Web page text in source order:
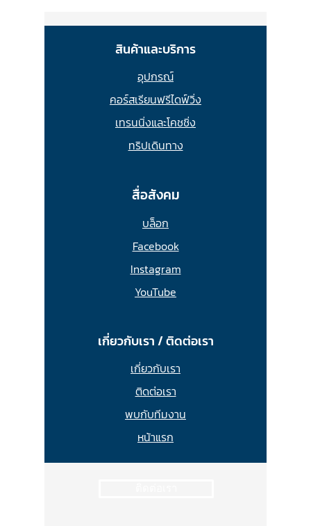
สินค้าและบริการ
อุปกรณ์
คอร์สเรียนฟรีไดฟ์วิ่ง
เทรนนิ่งและโคชชิ่ง
ทริปเดินทาง
สื่อสังคม
บล็อก
Facebook
Instagram
YouTube
เกี่ยวกับเรา / ติดต่อเรา
เกี่ยวกับเรา
ติดต่อเรา
พบกับทีมงาน
หน้าแรก